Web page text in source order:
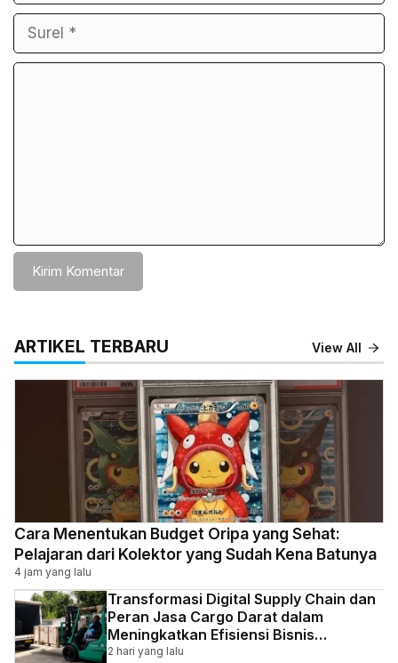
ARTIKEL TERBARU View All
Cara Menentukan Budget Oripa yang Sehat:
Pelajaran dari Kolektor yang Sudah Kena Batunya
4 jam yang lalu
Transformasi Digital Supply Chain dan
Peran Jasa Cargo Darat dalam
Meningkatkan Efisiensi Bisnis
Indonesia
2 hari yang lalu